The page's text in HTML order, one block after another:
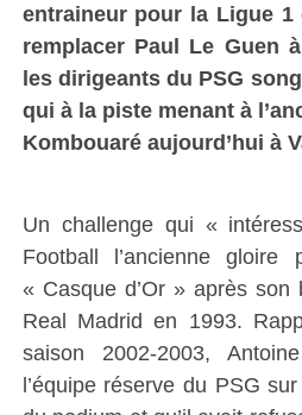
entraineur pour la Ligue
remplacer Paul Le Guen
les dirigeants du PSG
qui à la piste menant à
Kombouaré aujourd’hui à
Un challenge qui «
Football l’ancienne gloire
« Casque d’Or » après
Real Madrid en 1993.
saison 2002-2003,
l’équipe réserve du PSG